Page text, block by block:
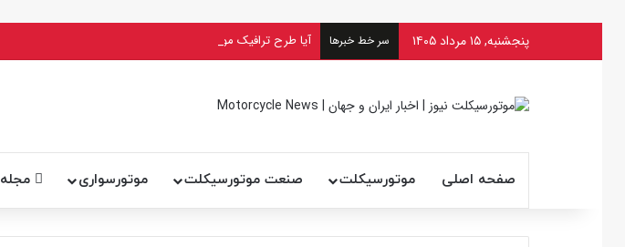
پنجشنبه, ۱۵ مرداد ۱۴۰۵ سر خط خبرها آیا طرح ترافیک موتورسیکلت‌ها در تهران قرار است اجرایی شود؟
صفحه اصلی موتورسیکلت صنعت موتورسیکلت موتورسواری مجله